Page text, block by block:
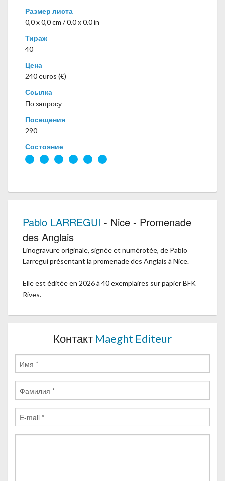
Размер листа
0,0 x 0,0 cm / 0.0 x 0.0 in
Тираж
40
Цена
240 euros (€)
Ссылка
По запросу
Посещения
290
Состояние
Pablo LARREGUI - Nice - Promenade
des Anglais
Linogravure originale, signée et numérotée, de Pablo
Larregui présentant la promenade des Anglais à Nice.
Elle est éditée en 2026 à 40 exemplaires sur papier BFK
Rives.
Контакт Maeght Editeur